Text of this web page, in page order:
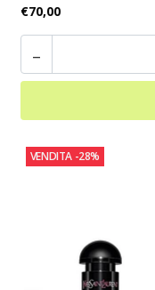
€70,00
-
VENDITA -28%